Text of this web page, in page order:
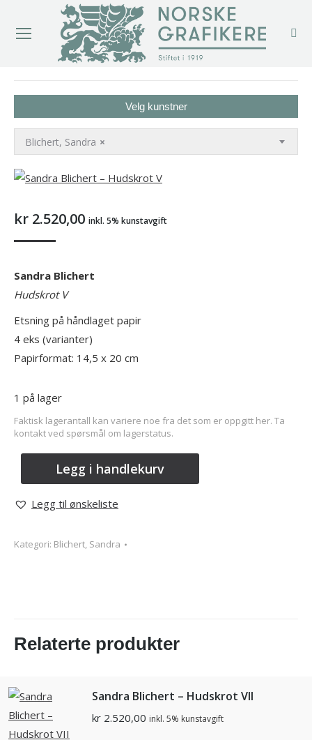
Velg kunstner
×
Blichert, Sandra
kr 2.520,00 inkl. 5% kunstavgift
Sandra Blichert
Hudskrot V
Etsning på håndlaget papir
4 eks (varianter)
Papirformat: 14,5 x 20 cm
1 på lager
Faktisk lagerantall kan variere noe fra det som er oppgitt her. Ta
kontakt ved spørsmål om lagerstatus.
Legg i handlekurv
Legg til ønskeliste
Kategori: Blichert, Sandra
Relaterte produkter
Sandra Blichert – Hudskrot VII
kr 2.520,00 inkl. 5% kunstavgift